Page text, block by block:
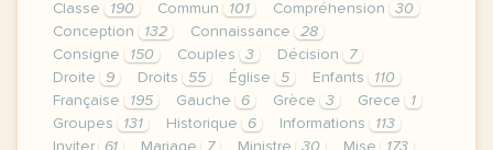
Classe
190 Commun 101 Compréhension
30
Conception
132 Connaissance
28
Consigne
150 Couples 3 Décision
7
Droite
9 Droits 55 Église 5 Enfants
110
Française
195 Gauche 6 Grèce 3 Grece
1
Groupes
131 Historique 6 Informations
113
Inviter
61 Mariage 7 Ministre 30 Mise
173